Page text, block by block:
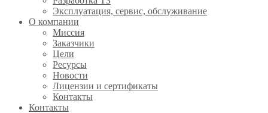
Эксплуатация, сервис, обслуживание
О компании
Миссия
Заказчики
Цели
Ресурсы
Новости
Лицензии и сертификаты
Контакты
Контакты